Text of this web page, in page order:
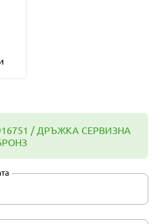
/ ДРЪЖКА СЕРВИЗНА